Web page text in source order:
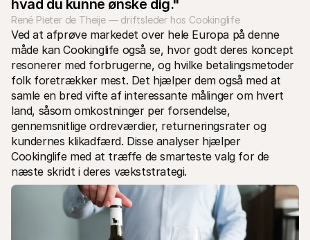
hvad du kunne ønske dig."
René Pieter de Theije — driftsleder hos Cookinglife
Ved at afprøve markedet over hele Europa på denne
måde kan Cookinglife også se, hvor godt deres koncept
resonerer med forbrugerne, og hvilke betalingsmetoder
folk foretrækker mest. Det hjælper dem også med at
samle en bred vifte af interessante målinger om hvert
land, såsom omkostninger per forsendelse,
gennemsnitlige ordreværdier, returneringsrater og
kundernes klikadfærd. Disse analyser hjælper
Cookinglife med at træffe de smarteste valg for de
næste skridt i deres vækststrategi.